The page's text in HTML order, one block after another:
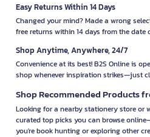
Easy Returns Within 14 Days
Changed your mind? Made a wrong
free returns within 14 days from the date
Shop Anytime, Anywhere, 24/7
Convenience at its best! B2S Online is
shop whenever inspiration strikes—just
Shop Recommended Products
Looking for a nearby stationery store or
curated top picks you can browse
you're book hunting or exploring other